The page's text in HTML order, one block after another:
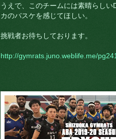
うえで、このチームには素晴らし
カのバスケを感じてほしい。
挑戦者お待ちしております。
http://gymrats.juno.weblife.me/